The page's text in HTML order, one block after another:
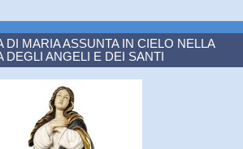
DI MARIA ASSUNTA IN CIELO NELLA
DEGLI ANGELI E DEI SANTI